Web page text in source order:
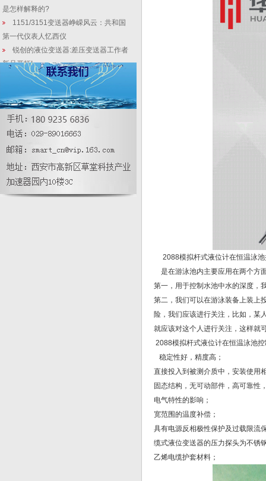
是怎样解释的?
1151/3151变送器峥嵘风云：共和国
第一代仪表人忆西仪
锐创的液位变送器:差压变送器工作者
新品开拓!
3151/3051稳定型静压液位变送器_水
产养殖使用特点说明之一
如何使用压力变送器或压力传感器测
量容器中一列水的高度？
HH带直管段在线密度计厂家|管道安
装差压变送器生产线特点
2088模拟杆式液位计在恒温泳池
是在游泳池内主要应用在两个方
第一，用于控制水池中水的深度，
第二，我们可以在游泳装备上装上
险，我们应该进行关注，比如，某
就应该对这个人进行关注，这样就
2088模拟杆式液位计在恒温泳池
稳定性好，精度高；
直接投入到被测介质中，安装使用
固态结构，无可动部件，高可靠性
电气特性的影响；
宽范围的温度补偿；
具有电源反相极性保护及过载限流
缆式液位变送器的压力探头为不锈
乙烯电缆护套材料；